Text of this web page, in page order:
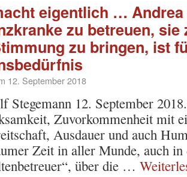
eigentlich …
zu betreuen,
zu bringen, ist
12. September 2018
Stegemann 12. September
Zuvorkommenheit mit
Ausdauer und auch
Zeit in aller Munde, auch
über die …